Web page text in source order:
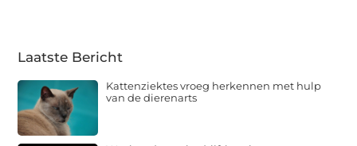
Laatste Bericht
Kattenziektes vroeg herkennen met hulp
van de dierenarts